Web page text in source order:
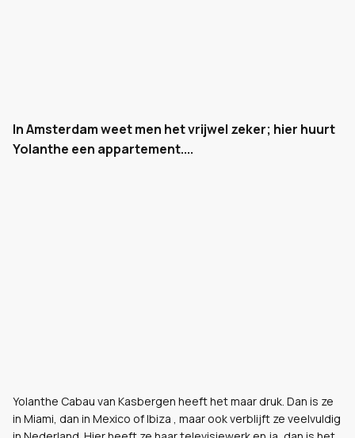
In Amsterdam weet men het vrijwel zeker; hier huurt
Yolanthe een appartement....
Yolanthe Cabau van Kasbergen heeft het maar druk. Dan is ze
in Miami, dan in Mexico of Ibiza , maar ook verblijft ze veelvuldig